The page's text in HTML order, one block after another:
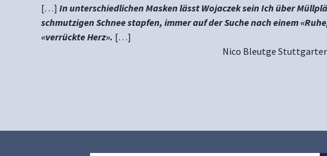
[…] In unterschiedlichen Masken lässt Wojaczek sein Ich über
schmutzigen Schnee stapfen, immer auf der Suche nach einem
«verrückte Herz». […]
Nico Bleutge Stuttgarter